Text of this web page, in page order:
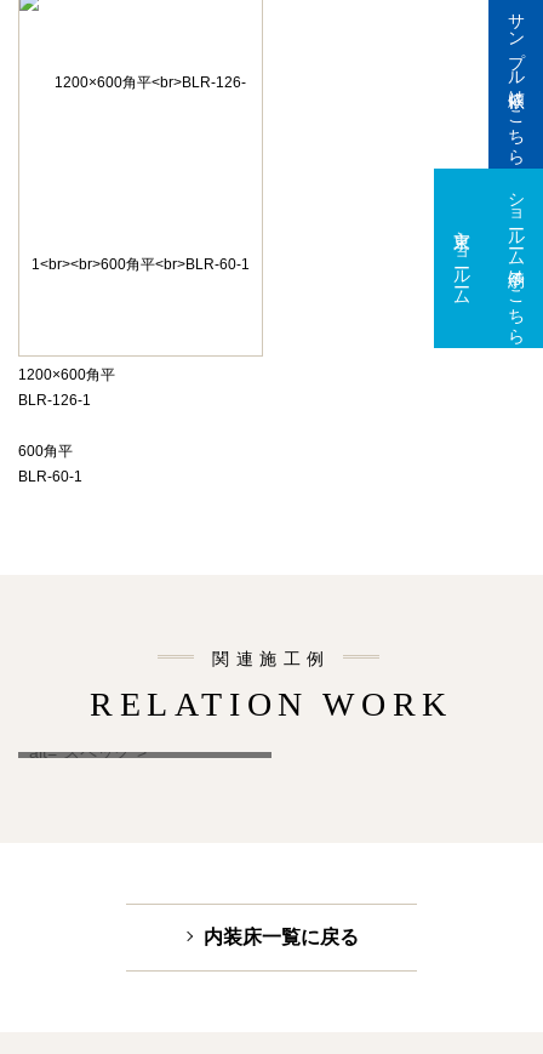
サンプル依頼はこちら
ショールーム予約はこちら
東京ショールーム 大阪ショールーム
1200×600角平
BLR-126-1
600角平
BLR-60-1
関連施工例
RELATION WORK
" alt="スペック">
内装床一覧に戻る